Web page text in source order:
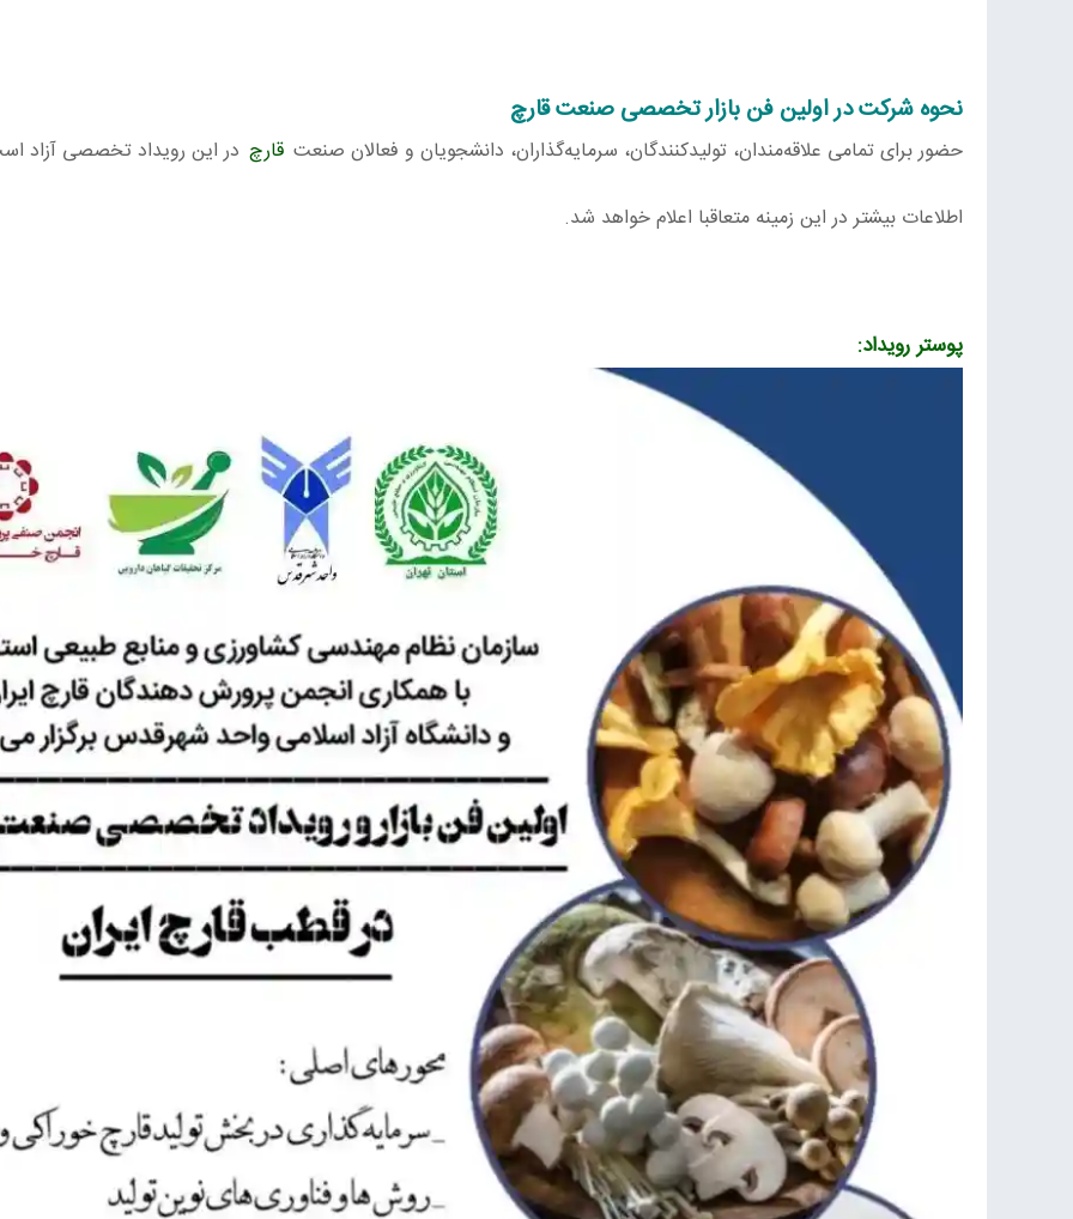
نحوه شرکت در اولین فن بازار تخصصی صنعت قارچ
حضور برای تمامی علاقه‌مندان، تولیدکنندگان، سرمایه‌گذاران، دانشجویان و فعالان صنعت قارچ در این رویداد تخصصی آزاد
اطلاعات بیشتر در این زمینه متعاقبا اعلام خواهد شد.
پوستر رویداد: